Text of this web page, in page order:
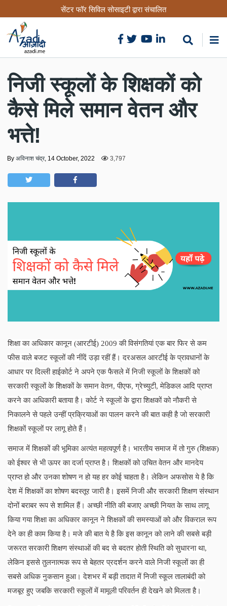
to
content
सेंटर फॉर सिविल सोसाइटी द्वारा संचालित
निजी स्कूलों के शिक्षकों को
कैसे मिले समान वेतन और
भत्ते!
By अविनाश चंद्र, 14 October, 2022 3,797
शिक्षा का अधिकार कानून (आरटीई) 2009की विसंगतियां एक बार फिर से कम
फीस वाले बजट स्कूलों की नींदें उड़ा रहीं हैं। दरअसल आरटीई के प्रावधानों के
आधार पर दिल्ली हाईकोर्ट ने अपने एक फैसले में निजी स्कूलों के शिक्षकों को
सरकारी स्कूलों के शिक्षकों के समान वेतन,पीएफ,ग्रेच्युटी,मेडिकल आदि प्राप्त
करने का अधिकारी बताया है। कोर्ट ने स्कूलों के द्वारा शिक्षकों को नौकरी से
निकालने से पहले उन्हीं प्रक्रियाओं का पालन करने की बात कही है जो सरकारी
शिक्षकों स्कूलों पर लागू होते हैं।
समाज में शिक्षकों की भूमिका अत्यंत महत्वपूर्ण है। भारतीय समाज में तो गुरु (शिक्षक)
को ईश्वर से भी ऊपर का दर्जा प्राप्त है। शिक्षकों को उचित वेतन और मानदेय
प्राप्त हो और उनका शोषण न हो यह हर कोई चाहता है। लेकिन अफसोस ये है कि
देश में शिक्षकों का शोषण बदस्तूर जारी है। इसमें निजी और सरकारी शिक्षण संस्थान
दोनों बराबर रूप से शामिल हैं। अच्छी नीति की बजाए अच्छी नियत के साथ लागू
किया गया शिक्षा का अधिकार कानून ने शिक्षकों की समस्याओं को और विकराल रूप
देने का ही काम किया है। मजे की बात ये है कि इस कानून को लाने की सबसे बड़ी
जरूरत सरकारी शिक्षण संस्थाओं की बद से बदतर होती स्थिति को सुधारना था,
लेकिन इससे तुलनात्मक रूप से बेहतर प्रदर्शन करने वाले निजी स्कूलों का ही
सबसे अधिक नुकसान हुआ। देशभर में बड़ी तादात में निजी स्कूल तालाबंदी को
मजबूर हुए जबकि सरकारी स्कूलों में मामूली परिवर्तन ही देखने को मिलता है।